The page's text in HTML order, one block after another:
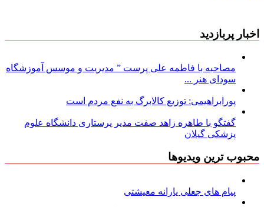
اخبار پربازدید
مصاحبه با فاطمه علی پرست ” مدیریت و موسس آموزشگاه
سودای هنر ...
پورابراهیمی: توزیع کالابرگ به نفع مردم است
گفتگو با طاهره زاهد صفت مدیر پرستاری دانشگاه علوم
پزشکی گیلان
محبوب ترین ویدیوها
پیام های جعلی یارانه معیشتی